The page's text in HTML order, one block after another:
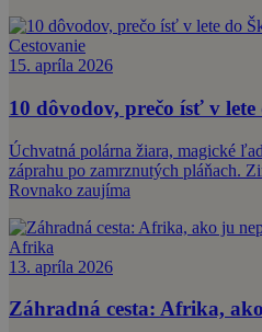
Cestovanie
15. apríla 2026
10 dôvodov, prečo ísť v
Úchvatná polárna žiara, magické
záprahu po zamrznutých pláňach.
Rovnako zaujíma
Afrika
13. apríla 2026
Záhradná cesta: Afrika,